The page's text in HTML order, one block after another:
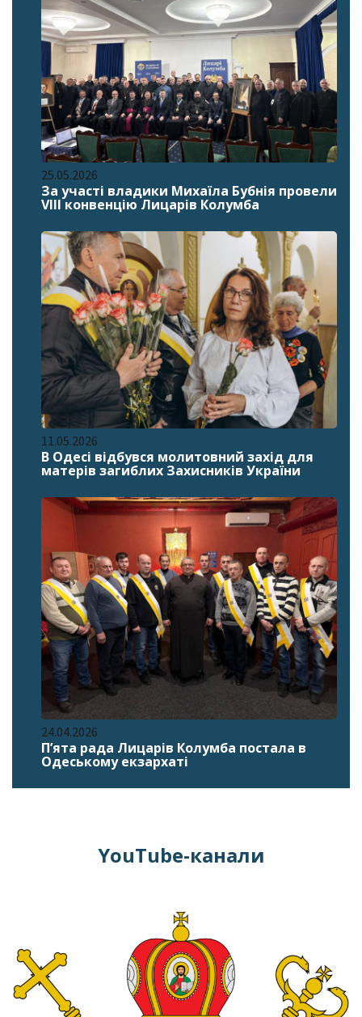
25.05.2026
За участі владики Михаїла Бубнія провели
VIII конвенцію Лицарів Колумба
11.05.2026
В Одесі відбувся молитовний захід для
матерів загиблих Захисників України
24.04.2026
П’ята рада Лицарів Колумба постала в
Одеському екзархаті
YouTube-канали